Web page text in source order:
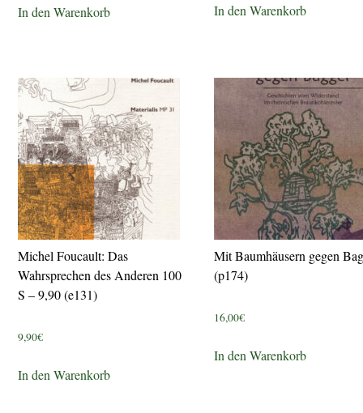
In den Warenkorb In den Warenkorb
Michel Foucault: Das
Wahrsprechen des Anderen 100
S – 9,90 (e131)
9,90€
In den Warenkorb
Mit Baumhäusern gegen
(p174)
16,00€
In den Warenkorb